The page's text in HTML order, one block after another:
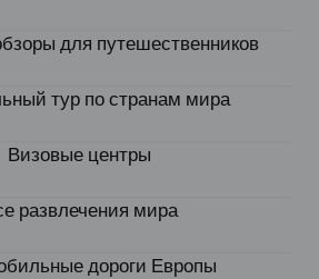
для путешественников
тур по странам мира
Визовые центры
развлечения мира
дороги Европы